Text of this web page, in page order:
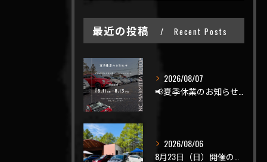
最近の投稿 Recent Posts
2026/08/07
2026/08/06